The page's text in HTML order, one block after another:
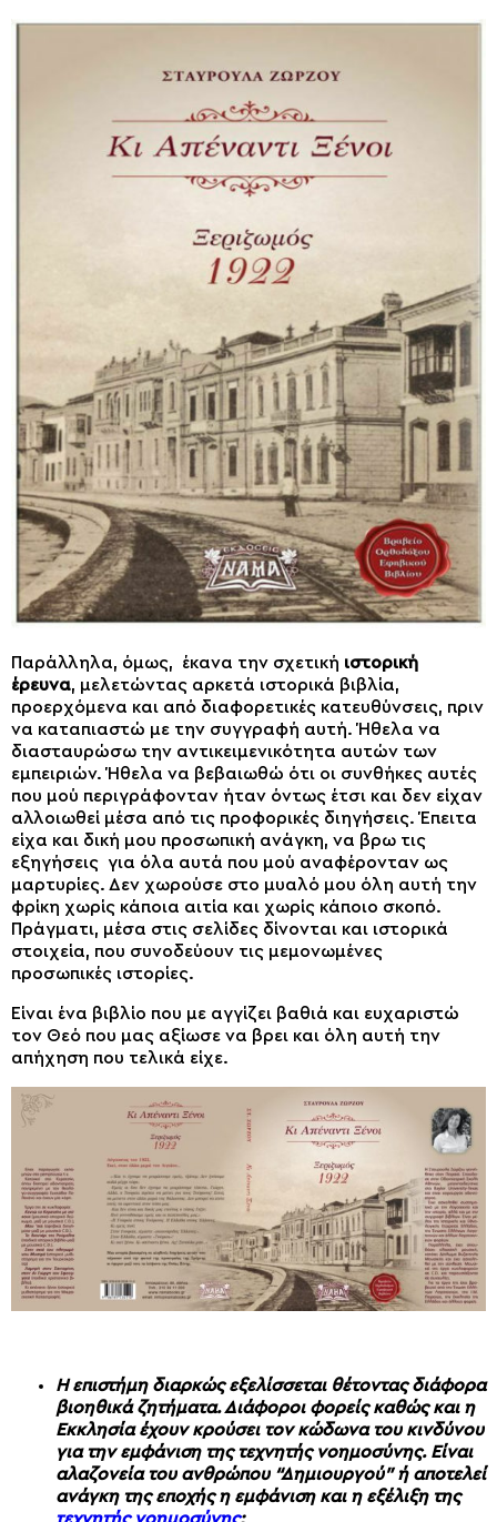
Παράλληλα, όμως, έκανα την σχετική ιστορική
έρευνα, μελετώντας αρκετά ιστορικά βιβλία,
προερχόμενα και από διαφορετικές κατευθύνσεις, πριν
να καταπιαστώ με την συγγραφή αυτή. Ήθελα να
διασταυρώσω την αντικειμενικότητα αυτών των
εμπειριών. Ήθελα να βεβαιωθώ ότι οι συνθήκες αυτές
που μού περιγράφονταν ήταν όντως έτσι και δεν είχαν
αλλοιωθεί μέσα από τις προφορικές διηγήσεις. Έπειτα
είχα και δική μου προσωπική ανάγκη, να βρω τις
εξηγήσεις για όλα αυτά που μού αναφέρονταν ως
μαρτυρίες. Δεν χωρούσε στο μυαλό μου όλη αυτή την
φρίκη χωρίς κάποια αιτία και χωρίς κάποιο σκοπό.
Πράγματι, μέσα στις σελίδες δίνονται και ιστορικά
στοιχεία, που συνοδεύουν τις μεμονωμένες
προσωπικές ιστορίες.
Είναι ένα βιβλίο που με αγγίζει βαθιά και ευχαριστώ
τον Θεό που μας αξίωσε να βρει και όλη αυτή την
απήχηση που τελικά είχε.
Η επιστήμη διαρκώς εξελίσσεται θέτοντας διάφορα
βιοηθικά ζητήματα. Διάφοροι φορείς καθώς και η
Εκκλησία έχουν κρούσει τον κώδωνα του κινδύνου
για την εμφάνιση της τεχνητής νοημοσύνης. Είναι
αλαζονεία του ανθρώπου “Δημιουργού” ή αποτελεί
ανάγκη της εποχής η εμφάνιση και η εξέλιξη της